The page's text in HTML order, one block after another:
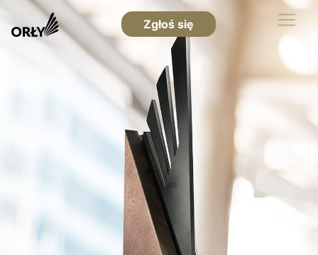
Zgłoś się